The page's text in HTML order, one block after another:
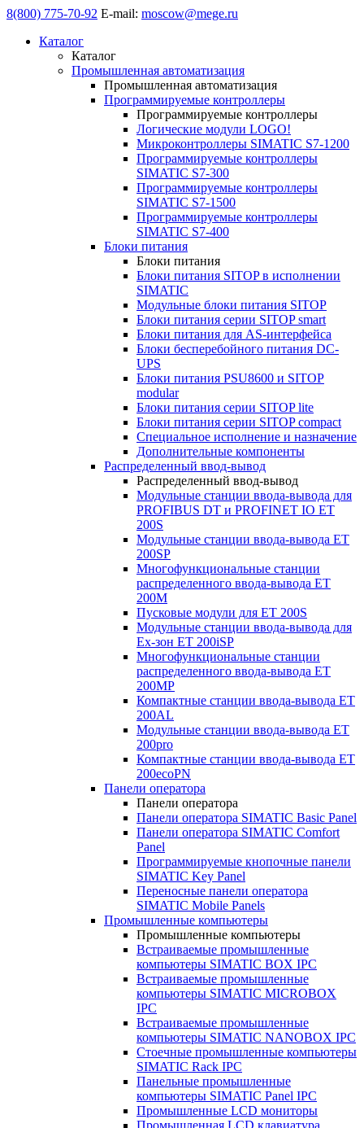
8(800) 775-70-92 E-mail: moscow@mege.ru
Каталог
Каталог
Промышленная автоматизация
Промышленная автоматизация
Программируемые контроллеры
Программируемые контроллеры
Логические модули LOGO!
Микроконтроллеры SIMATIC S7-1200
Программируемые контроллеры
SIMATIC S7-300
Программируемые контроллеры
SIMATIC S7-1500
Программируемые контроллеры
SIMATIC S7-400
Блоки питания
Блоки питания
Блоки питания SITOP в исполнении
SIMATIC
Модульные блоки питания SITOP
Блоки питания серии SITOP smart
Блоки питания для AS-интерфейса
Блоки бесперебойного питания DC-
UPS
Блоки питания PSU8600 и SITOP
modular
Блоки питания серии SITOP lite
Блоки питания серии SITOP compact
Специальное исполнение и назначение
Дополнительные компоненты
Распределенный ввод-вывод
Распределенный ввод-вывод
Модульные станции ввода-вывода для
PROFIBUS DT и PROFINET IO ET
200S
Модульные станции ввода-вывода ET
200SP
Многофункциональные станции
распределенного ввода-вывода ET
200M
Пусковые модули для ET 200S
Модульные станции ввода-вывода для
Ex-зон ET 200iSP
Многофункциональные станции
распределенного ввода-вывода ET
200MP
Компактные станции ввода-вывода ET
200AL
Модульные станции ввода-вывода ET
200pro
Компактные станции ввода-вывода ET
200ecoPN
Панели оператора
Панели оператора
Панели оператора SIMATIC Basic Panel
Панели оператора SIMATIC Comfort
Panel
Программируемые кнопочные панели
SIMATIC Key Panel
Переносные панели оператора
SIMATIC Mobile Panels
Промышленные компьютеры
Промышленные компьютеры
Встраиваемые промышленные
компьютеры SIMATIC BOX IPC
Встраиваемые промышленные
компьютеры SIMATIC MICROBOX
IPC
Встраиваемые промышленные
компьютеры SIMATIC NANOBOX IPC
Стоечные промышленные компьютеры
SIMATIC Rack IPC
Панельные промышленные
компьютеры SIMATIC Panel IPC
Промышленные LCD мониторы
Промышленная LCD клавиатура